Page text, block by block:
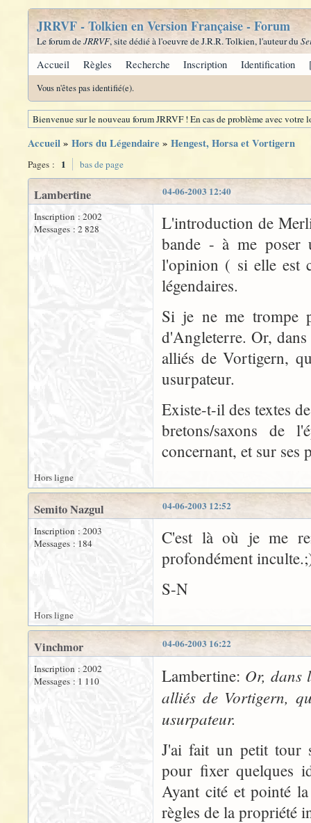
JRRVF - Tolkien en Version Française - Forum
Le forum deJRRVF, site dédié à l'oeuvre de J.R.R. Tolkien, l'auteur du
Accueil Règles Recherche Inscription Identification
Vous n'êtes pas identifié(e).
Bienvenue sur le nouveau forum JRRVF ! En cas de problème avec
Accueil» Hors du Légendaire » Hengest, Horsa et Vortigern
Pages : 1 bas de page
04-06-2003 12:40
Lambertine
Inscription : 2002
Messages : 2 828
L'introduction de
bande - à me poser
l'opinion ( si elle est
légendaires.
Si je ne me trompe
d'Angleterre. Or,
alliés de Vortigern,
usurpateur.
Existe-t-il des textes
bretons/saxons de
concernant, et sur ses
Hors ligne
04-06-2003 12:52
Semito Nazgul
Inscription : 2003
Messages : 184
C'est là où je me
profondément
S-N
Hors ligne
04-06-2003 16:22
Vinchmor
Inscription : 2002
Messages : 1 110
Lambertine: Or, dans
alliés de Vortigern,
usurpateur.
J'ai fait un petit tour
pour fixer quelques
Ayant cité et pointé
règles de la propriété